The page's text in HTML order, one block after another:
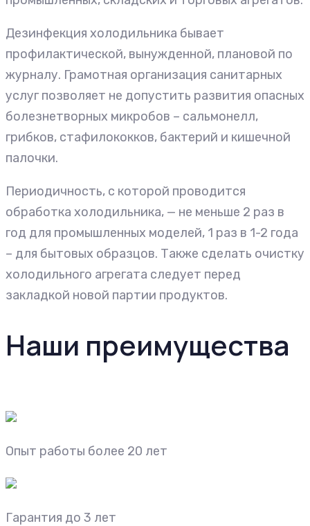
Дезинфекция холодильника бывает
профилактической, вынужденной, плановой по
журналу. Грамотная организация санитарных
услуг позволяет не допустить развития опасных
болезнетворных микробов – сальмонелл,
грибков, стафилококков, бактерий и кишечной
палочки.
Периодичность, с которой проводится
обработка холодильника, — не меньше 2 раз в
год для промышленных моделей, 1 раз в 1-2 года
– для бытовых образцов. Также сделать очистку
холодильного агрегата следует перед
закладкой новой партии продуктов.
Наши преимущества
Опыт работы более 20 лет
Гарантия до 3 лет